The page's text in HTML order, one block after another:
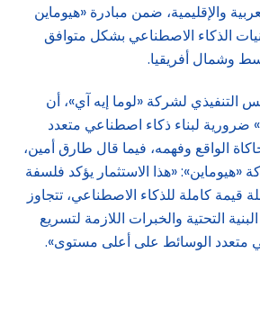
والإقليمية، ضمن مبادرة «هيوماين
الذكاء الاصطناعي بشكل متوافق
وشمال أفريقيا.
التنفيذي لشركة «لوما إيه آي»، أن
ضرورية لبناء ذكاء اصطناعي متعدد
الواقع وفهمه، فيما قال طارق أمين،
«هيوماين»: «هذا الاستثمار يؤكد فلسفة
قيمة كاملة للذكاء الاصطناعي، تتجاوز
التحتية والخبرات اللازمة لتسريع
متعدد الوسائط على أعلى مستوى».